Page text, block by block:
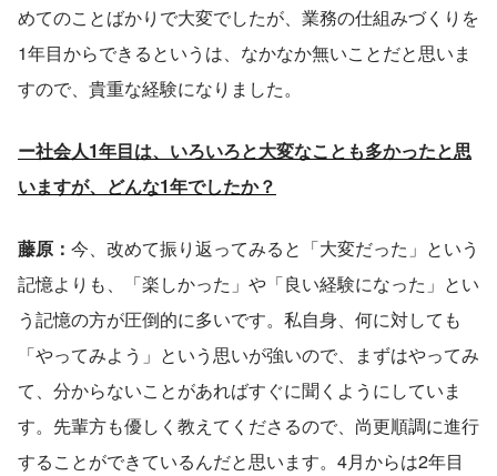
めてのことばかりで大変でしたが、業務の仕組みづくりを
1年目からできるというは、なかなか無いことだと思いま
すので、貴重な経験になりました。
ー社会人1年目は、いろいろと大変なことも多かったと思
いますが、どんな1年でしたか？
藤原： 今、改めて振り返ってみると「大変だった」という
記憶よりも、「楽しかった」や「良い経験になった」とい
う記憶の方が圧倒的に多いです。私自身、何に対しても
「やってみよう」という思いが強いので、まずはやってみ
て、分からないことがあればすぐに聞くようにしていま
す。先輩方も優しく教えてくださるので、尚更順調に進行
することができているんだと思います。4月からは2年目